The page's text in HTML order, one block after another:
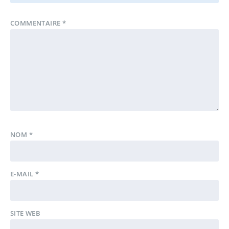
COMMENTAIRE *
NOM *
E-MAIL *
SITE WEB